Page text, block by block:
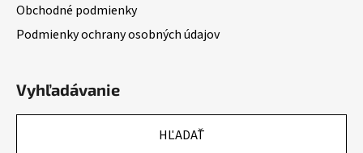
Obchodné podmienky
Podmienky ochrany osobných údajov
Vyhľadávanie
HĽADAŤ